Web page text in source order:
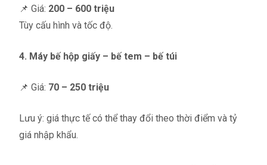
📌 Giá: 200 – 600 triệu
Tùy cấu hình và tốc độ.
4. Máy bế hộp giấy – bế tem – bế túi
📌 Giá: 70 – 250 triệu
Lưu ý: giá thực tế có thể thay đổi theo thời điểm và tỷ
giá nhập khẩu.